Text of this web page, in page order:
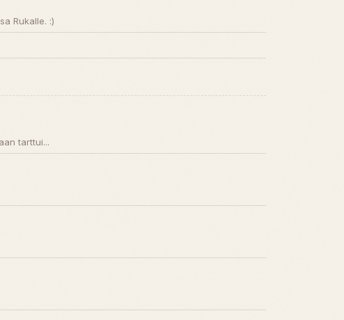
Rukalle. :)
tarttui...